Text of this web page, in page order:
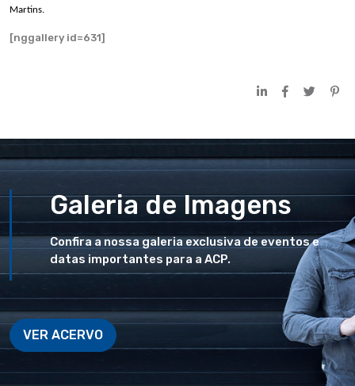
Martins.
[nggallery id=631]
Galeria de Imagens
Confira a nossa galeria exclusiva de eventos e
datas importantes para a ACP.
VER ACERVO